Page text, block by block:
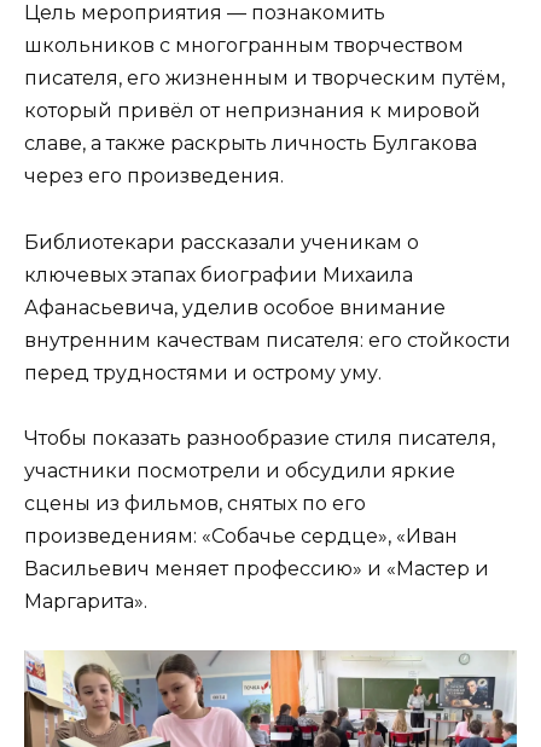
Цель мероприятия — познакомить
школьников с многогранным творчеством
писателя, его жизненным и творческим путём,
который привёл от непризнания к мировой
славе, а также раскрыть личность Булгакова
через его произведения.
Библиотекари рассказали ученикам о
ключевых этапах биографии Михаила
Афанасьевича, уделив особое внимание
внутренним качествам писателя: его стойкости
перед трудностями и острому уму.
Чтобы показать разнообразие стиля писателя,
участники посмотрели и обсудили яркие
сцены из фильмов, снятых по его
произведениям: «Собачье сердце», «Иван
Васильевич меняет профессию» и «Мастер и
Маргарита».